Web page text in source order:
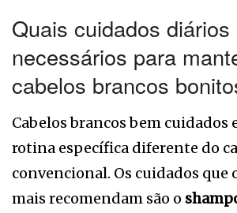
Quais cuidados diários
necessários para
cabelos brancos
Cabelos brancos bem cuidados
rotina específica diferente do
convencional. Os cuidados que
mais recomendam são o